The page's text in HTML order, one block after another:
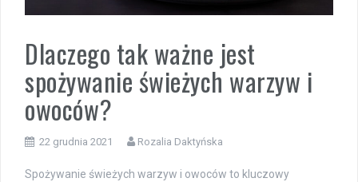
Dlaczego tak ważne jest
spożywanie świeżych warzyw i
owoców?
22 grudnia 2021 Rozalia Daktyńska
Spożywanie świeżych warzyw i owoców to kluczowy